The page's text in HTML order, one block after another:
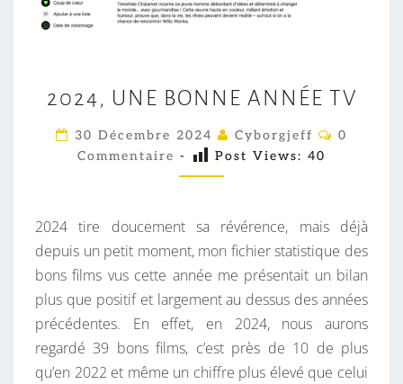
0
2
4
,
N
E
B
O
N
N
E
2024, UNE BONNE ANNÉE TV
30 Décembre 2024 Cyborgjeff
C
I
R
E
0
Commentaire - Post Views: 40
2024 tire doucement sa révérence, mais déjà
depuis un petit moment, mon fichier statistique des
bons films vus cette année me présentait un bilan
plus que positif et largement au dessus des années
précédentes. En effet, en 2024, nous aurons
regardé 39 bons films, c’est près de 10 de plus
qu’en 2022 et même un chiffre plus élevé que celui